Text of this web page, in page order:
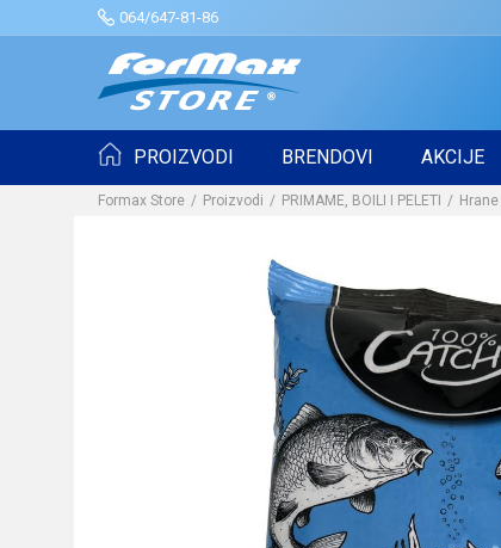
064/647-81-86
PROIZVODI BRENDOVI AKCIJE
Formax Store Proizvodi PRIMAME, BOILI I PELETI Hrane